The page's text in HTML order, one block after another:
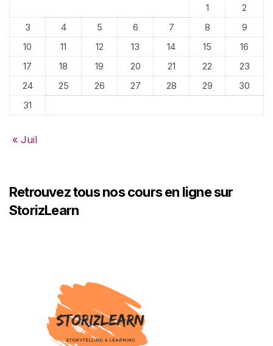
1
2
3
4 5 6 7 8
9
10
11 12 13 14 15
16
17
18 19 20 21 22
23
24
25 26 27 28 29
30
31
« Juil
Retrouvez tous nos cours en ligne sur
StorizLearn